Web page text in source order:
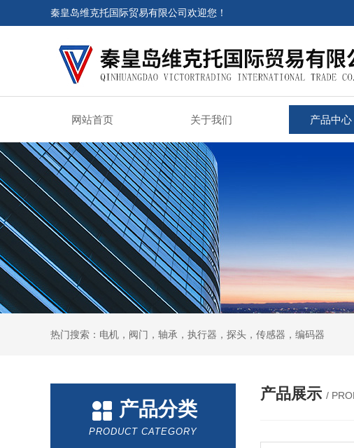
秦皇岛维克托国际贸易有限公司欢迎您！
网站首页 关于我们 产品中心
热门搜索：电机，阀门，轴承，执行器，探头，传感器，编码器
产品分类
PRODUCT CATEGORY
产品展示 /